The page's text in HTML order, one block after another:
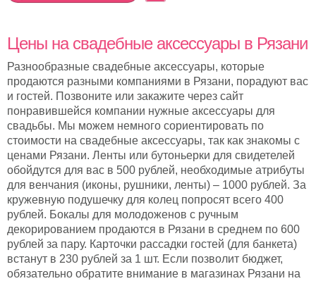
Цены на свадебные аксессуары в Рязани
Разнообразные свадебные аксессуары, которые
продаются разными компаниями в Рязани, порадуют вас
и гостей. Позвоните или закажите через сайт
понравившейся компании нужные аксессуары для
свадьбы. Мы можем немного сориентировать по
стоимости на свадебные аксессуары, так как знакомы с
ценами Рязани. Ленты или бутоньерки для свидетелей
обойдутся для вас в 500 рублей, необходимые атрибуты
для венчания (иконы, рушники, ленты) – 1000 рублей. За
кружевную подушечку для колец попросят всего 400
рублей. Бокалы для молодоженов с ручным
декорированием продаются в Рязани в среднем по 600
рублей за пару. Карточки рассадки гостей (для банкета)
встанут в 230 рублей за 1 шт. Если позволит бюджет,
обязательно обратите внимание в магазинах Рязани на